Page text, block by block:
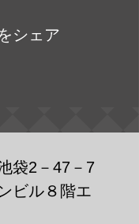
シェア
袋2－47－7
ビル８階エ